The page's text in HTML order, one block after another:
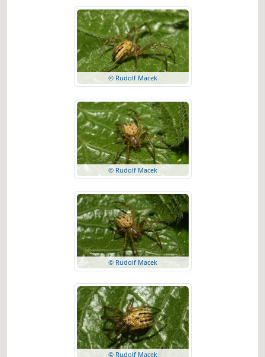
© Rudolf Macek
© Rudolf Macek
© Rudolf Macek
© Rudolf Macek